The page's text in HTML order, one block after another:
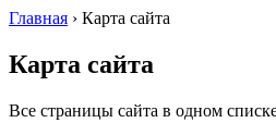
Главная › Карта сайта
Карта сайта
Все страницы сайта в одном